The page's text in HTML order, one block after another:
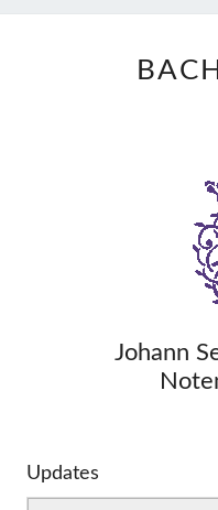
Johann
Updates